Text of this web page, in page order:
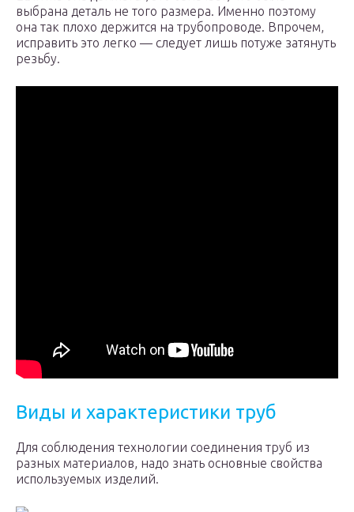
выбрана деталь не того размера. Именно поэтому
она так плохо держится на трубопроводе. Впрочем,
исправить это легко — следует лишь потуже затянуть
резьбу.
Виды и характеристики труб
Для соблюдения технологии соединения труб из
разных материалов, надо знать основные свойства
используемых изделий.